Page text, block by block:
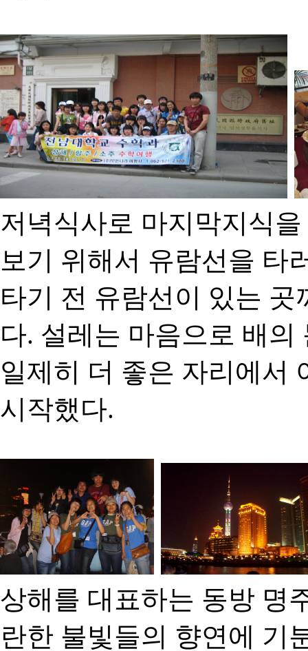
저녁식사로 마지막지식
보기 위해서 유람선을 타
타기 전 유람선이 있는
다. 설레는 마음으로 배
일제히 더 좋은 자리에서
시작했다.
상해를 대표하는 동방 명
란한 불빛들의 향연에 기